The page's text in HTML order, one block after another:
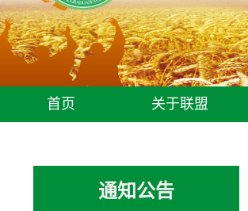
首页 关于联盟
通知公告